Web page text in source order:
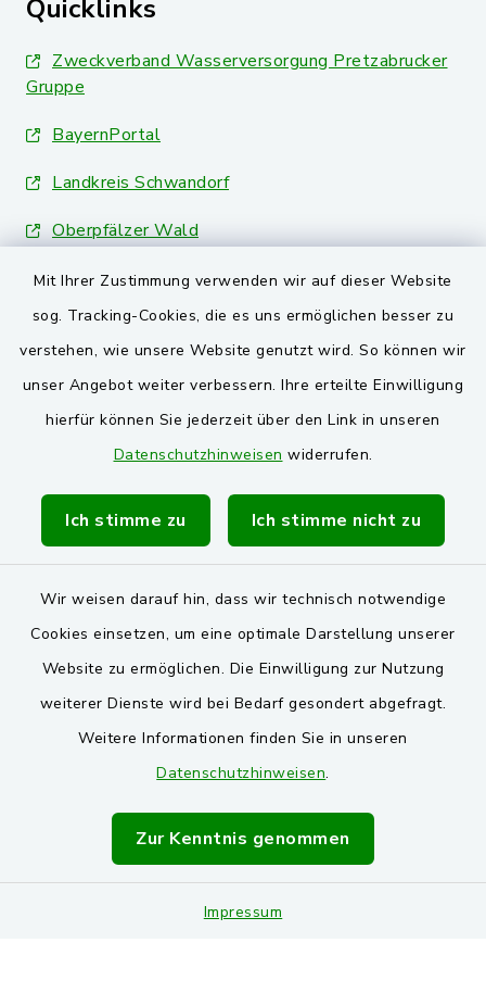
Mit Ihrer Zustimmung verwenden wir auf dieser Website
sog. Tracking-Cookies, die es uns ermöglichen besser zu
verstehen, wie unsere Website genutzt wird. So können wir
unser Angebot weiter verbessern. Ihre erteilte Einwilligung
hierfür können Sie jederzeit über den Link in unseren
Datenschutzhinweisen widerrufen.
Ich stimme zu Ich stimme nicht zu
Wir weisen darauf hin, dass wir technisch notwendige
Cookies einsetzen, um eine optimale Darstellung unserer
Website zu ermöglichen. Die Einwilligung zur Nutzung
weiterer Dienste wird bei Bedarf gesondert abgefragt.
Weitere Informationen finden Sie in unseren
Datenschutzhinweisen.
Zur Kenntnis genommen
Impressum
Quicklinks
Zweckverband Wasserversorgung Pretzabrucker
Gruppe
BayernPortal
Landkreis Schwandorf
Oberpfälzer Wald
VG und Gemeinden
Markt Schwarzenfeld
Gemeinde Stulln
Barrierefreiheit
Datenschutz
Impressum
Sitemap
Cookie-Einstellungen